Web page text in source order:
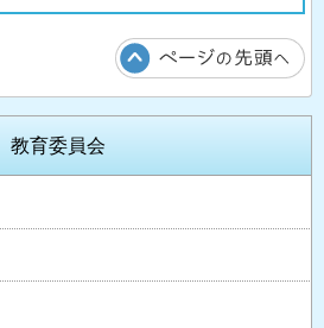
教育委員会